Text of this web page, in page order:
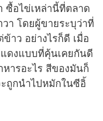
ซื้อไข่เหล่านี้ที่ตลาด
า โดยผู้ขายระบุว่าที่
าว อย่างไรก็ดี เมื่อ
ดงแบบที่คุ้นเคยกันดี
ารอะไร สีของมันก็
ถูกนำไปหมักในซีอิ้